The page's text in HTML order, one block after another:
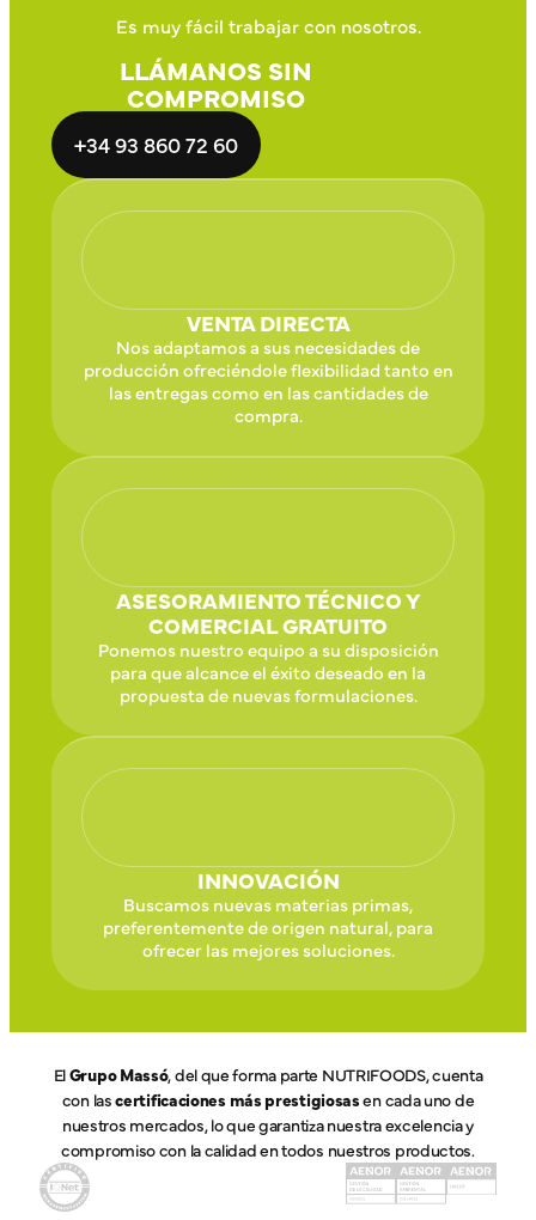
Es muy fácil trabajar con nosotros.
LLÁMANOS SIN
COMPROMISO
+34 93 860 72 60
VENTA DIRECTA
Nos adaptamos a sus necesidades de
producción ofreciéndole flexibilidad tanto en
las entregas como en las cantidades de
compra.
ASESORAMIENTO TÉCNICO Y
COMERCIAL GRATUITO
Ponemos nuestro equipo a su disposición
para que alcance el éxito deseado en la
propuesta de nuevas formulaciones.
INNOVACIÓN
Buscamos nuevas materias primas,
preferentemente de origen natural, para
ofrecer las mejores soluciones.
ElGrupo Massó, del que forma parte NUTRIFOODS, cuenta
con lascertificaciones más prestigiosasen cada uno de
nuestros mercados, lo que garantiza nuestra excelencia y
compromiso con la calidad en todos nuestros productos.